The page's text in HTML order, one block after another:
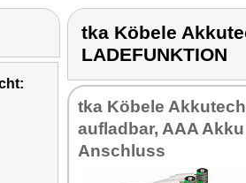
tka Köbele
LADEFUNKTION
tka Köbele
aufladbar, AAA
Anschluss